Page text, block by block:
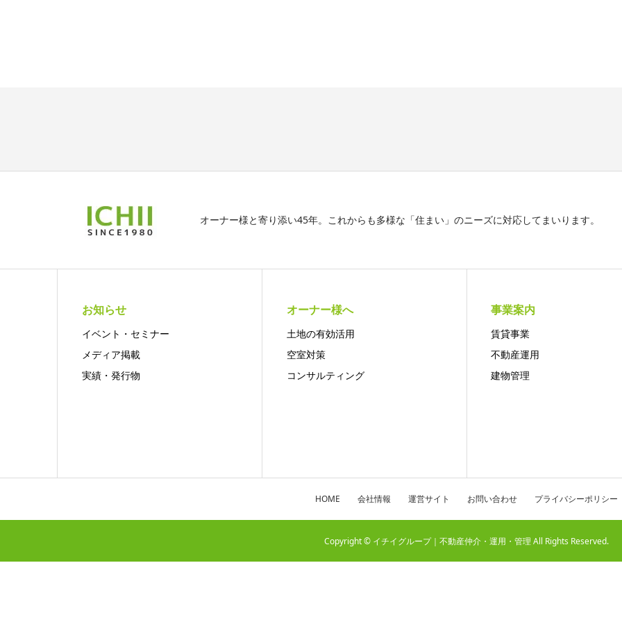
オーナー様と寄り添い45年。これからも多様な「住まい」のニーズに対応してまいります。
お知らせ
イベント・セミナー
メディア掲載
実績・発行物
オーナー様へ
土地の有効活用
空室対策
コンサルティング
事業案内
賃貸事業
不動産運用
建物管理
HOME 会社情報 運営サイト お問い合わせ プライバシーポリシー
Copyright © イチイグループ｜不動産仲介・運用・管理 All Rights Reserved.